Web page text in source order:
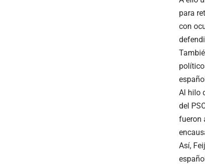
para
con
Al hilo
del
fueron
Así,